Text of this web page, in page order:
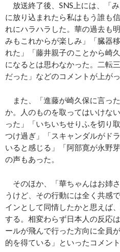
放送終了後、SNS上には、「
に放り込まれたら私はもう誰も
れにハラハラした。華の過去も
みもこれからが楽しみ」「臓器
れた」「藤井親子のことから崎
になるとは思わなかった。二転
だった」などのコメントが上がっ
また、「進藤が崎久保に言っ
か。人のものを取ってはいけな
った」「いちいちせりふを切り
つけ過ぎ」「スキャンダルがド
いると感じる」「阿部寛が永野
の声もあった。
そのほか、「華ちゃんはお姉
うけど、その行動には全く共感
インとして同情したかと思えば
する。相変わらず日本人の反応
ールが飛んで行った方向に全員
的を得ている」といったコメント